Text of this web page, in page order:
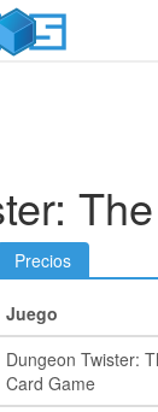
Precios
Juego
Dungeon Twister:
Card Game